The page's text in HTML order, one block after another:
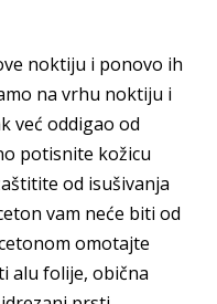
noktiju i ponovo ih
na vrhu noktiju i
već oddigao od
potisnite kožicu
od isušivanja
vam neće biti od
omotajte
alu folije, obična